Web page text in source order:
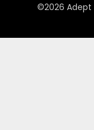
©2026 Adept